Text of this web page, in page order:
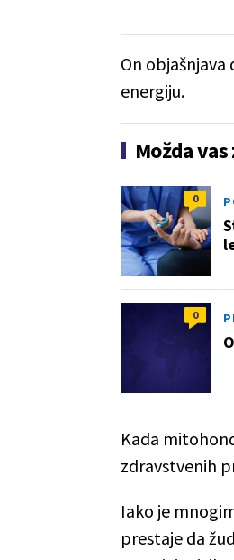
On
energiju.
Možda
0
0
Kada
zdravstvenih
Iako je
prestaje da